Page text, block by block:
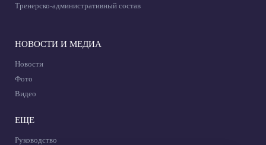
Тренерско-административный состав
НОВОСТИ И МЕДИА
Новости
Фото
Видео
ЕЩЕ
Руководство